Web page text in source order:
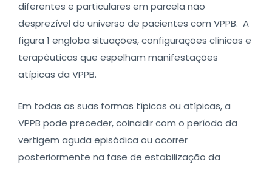
diferentes e particulares em parcela não
desprezível do universo de pacientes com VPPB. A
figura 1 engloba situações, configurações clínicas e
terapêuticas que espelham manifestações
atípicas da VPPB.
Em todas as suas formas típicas ou atípicas, a
VPPB pode preceder, coincidir com o período da
vertigem aguda episódica ou ocorrer
posteriormente na fase de estabilização da